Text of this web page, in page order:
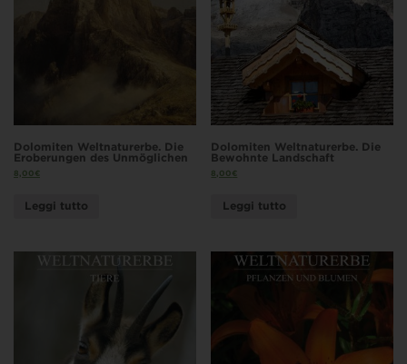
Dolomiten Weltnaturerbe. Die
Eroberungen des Unmöglichen
8,00€
Leggi tutto
Dolomiten Weltnaturerbe. Die
Bewohnte Landschaft
8,00€
Leggi tutto